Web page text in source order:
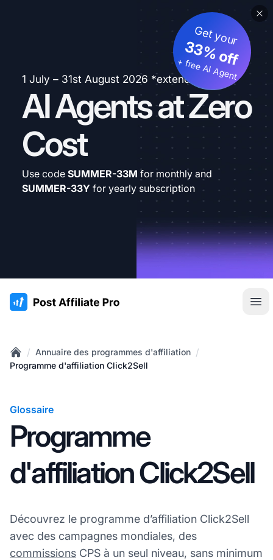
1 July – 31st August 2026 *extended
AI Agents at Zero
Cost
Get your
33% off
+ free AI Agent
Use code SUMMER-33M for monthly and
SUMMER-33Y for yearly subscription
:site.title
Home
/ Annuaire des programmes d'affiliation /
Programme d'affiliation Click2Sell
Glossaire
Programme
d'affiliation Click2Sell
Découvrez le programme d’affiliation Click2Sell
avec des campagnes mondiales, des
commissions CPS à un seul niveau, sans minimum